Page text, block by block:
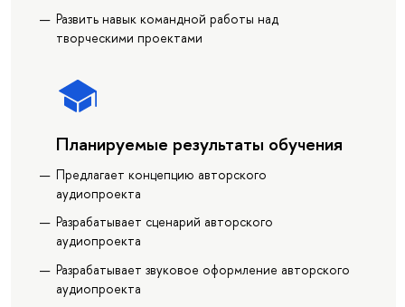
Развить навык командной работы над
творческими проектами
Планируемые результаты обучения
Предлагает концепцию авторского
аудиопроекта
Разрабатывает сценарий авторского
аудиопроекта
Разрабатывает звуковое оформление авторского
аудиопроекта